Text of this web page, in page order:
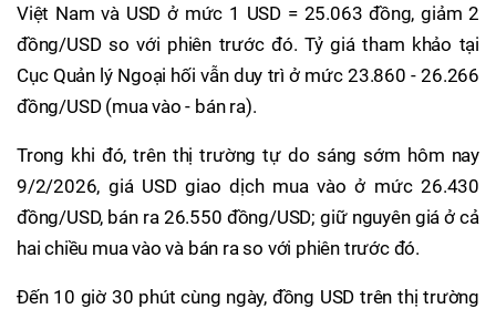
Việt Nam và USD ở mức 1 USD = 25.063 đồng, giảm 2
đồng/USD so với phiên trước đó. Tỷ giá tham khảo tại
Cục Quản lý Ngoại hối vẫn duy trì ở mức 23.860 - 26.266
đồng/USD (mua vào - bán ra).
Trong khi đó, trên thị trường tự do sáng sớm hôm nay
9/2/2026, giá USD giao dịch mua vào ở mức 26.430
đồng/USD, bán ra 26.550 đồng/USD; giữ nguyên giá ở cả
hai chiều mua vào và bán ra so với phiên trước đó.
Đến 10 giờ 30 phút cùng ngày, đồng USD trên thị trường